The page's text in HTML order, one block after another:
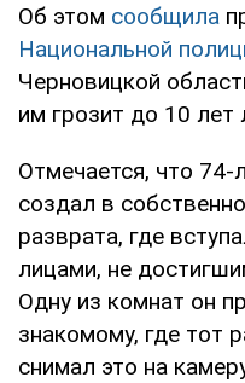
Об этом сообщила
Национальной
Черновицкой
им грозит до 10
Отмечается, что
создал в
разврата, где
лицами, не
Одну из комнат он
знакомому, где тот
снимал это на